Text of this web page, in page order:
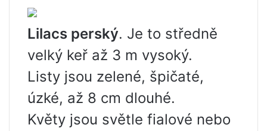
Lilacs perský. Je to středně
velký keř až 3 m vysoký.
Listy jsou zelené, špičaté,
úzké, až 8 cm dlouhé.
Květy jsou světle fialové nebo